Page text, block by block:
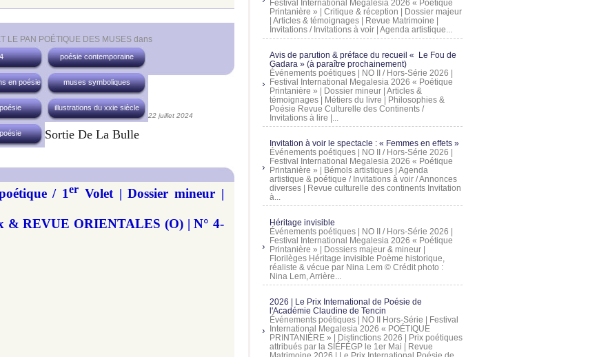
LE PAN POÉTIQUE DES MUSES dans
poésie contemporaine
en poésie muses symboliques
illustrations du xxie siècle
22 juillet 2024
Sortie De La Bulle
/ 1er Volet | Dossier mineur |
& REVUE ORIENTALES (O) | N° 4-
Festival International Megalesia 2026 « Poétique
Printanière » | Critique & réception | Dossier majeur
| Articles & témoignages | Revue Matrimoine |
Invitations / Invitations à voir | Agenda artistique...
Avis de parution & préface du recueil « Le Fou de
Gadara » (à paraître prochainement)
Événements poétiques | NO II / Hors-Série 2026 |
Festival International Megalesia 2026 « Poétique
Printanière » | Dossier mineur | Articles &
témoignages | Métiers du livre | Philosophies &
Poésie Revue Culturelle des Continents /
Invitations à lire |...
Invitation à voir le spectacle : « Femmes en effets »
Événements poétiques | NO II / Hors-Série 2026 |
Festival International Megalesia 2026 « Poétique
Printanière » | Bémols artistiques | Agenda
artistique & poétique / Invitations à voir / Annonces
diverses | Revue culturelle des continents Invitation
à...
Héritage invisible
Événements poétiques | NO II / Hors-Série 2026 |
Festival International Megalesia 2026 « Poétique
Printanière » | Dossiers majeur & mineur |
Florilèges Héritage invisible Poème historique,
réaliste & vécue par Nina Lem © Crédit photo :
Nina Lem, Arrière...
2026 | Le Prix International de Poésie de
l'Académie Claudine de Tencin
Événements poétiques | NO II Hors-Série | Festival
International Megalesia 2026 « POÉTIQUE
PRINTANIÈRE » | Distinctions 2026 | Prix poétiques
attribués par la SIÉFÉGP le 1er Mai | Revue